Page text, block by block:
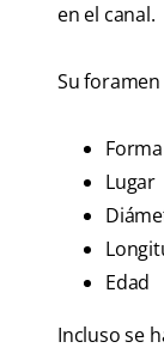
en el canal.
Su
Forma
Lugar
Edad
Incluso se